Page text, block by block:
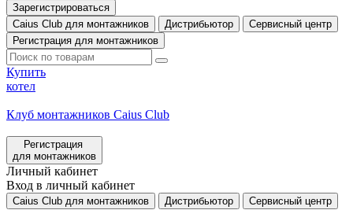
Зарегистрироваться
Caius Club для монтажников
Дистрибьютор
Сервисный центр
Регистрация для монтажников
Купить
котел
Клуб монтажников Caius Club
Регистрация
для монтажников
Личный кабинет
Вход в личный кабинет
Caius Club для монтажников Дистрибьютор Сервисный центр